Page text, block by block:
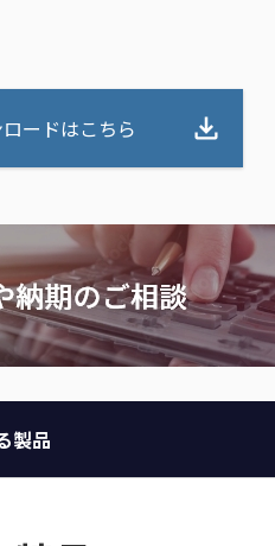
ードはこちら
製品